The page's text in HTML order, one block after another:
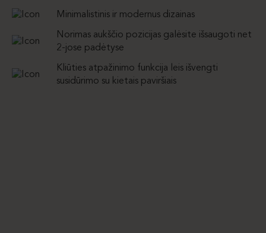
Minimalistinis ir modernus dizainas
Norimas aukščio pozicijas galėsite išsaugoti net
2-jose padėtyse
Kliūties atpažinimo funkcija leis išvengti
susidūrimo su kietais paviršiais